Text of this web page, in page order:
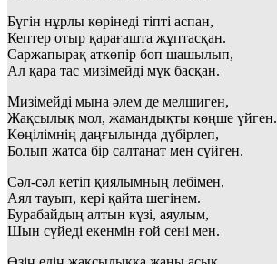
Бүгін нұрлы көрінеді тіпті аспан,
Кептер отыр қарағашта жұптасқан.
Саржапырақ аткөпір боп шашылып,
Ал қара тас мизімейді мүк басқан.
Мизімейді мына әлем де мелшиген,
Жақсылық мол, жамандықты көңше үйген.
Көңілімнің даңғылында дүбірлеп,
Болып жатса бір салтанат мен сүйген.
Сәл-сәл кетіп қиялымның лебімен,
Аял тауып, кері қайта шегінем.
Бурабайдың алтын күзі, аяулым,
Шын сүйеді екенмін ғой сені мен.